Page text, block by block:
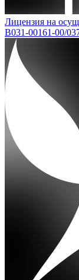
Лицензия на
В031-00161-00/